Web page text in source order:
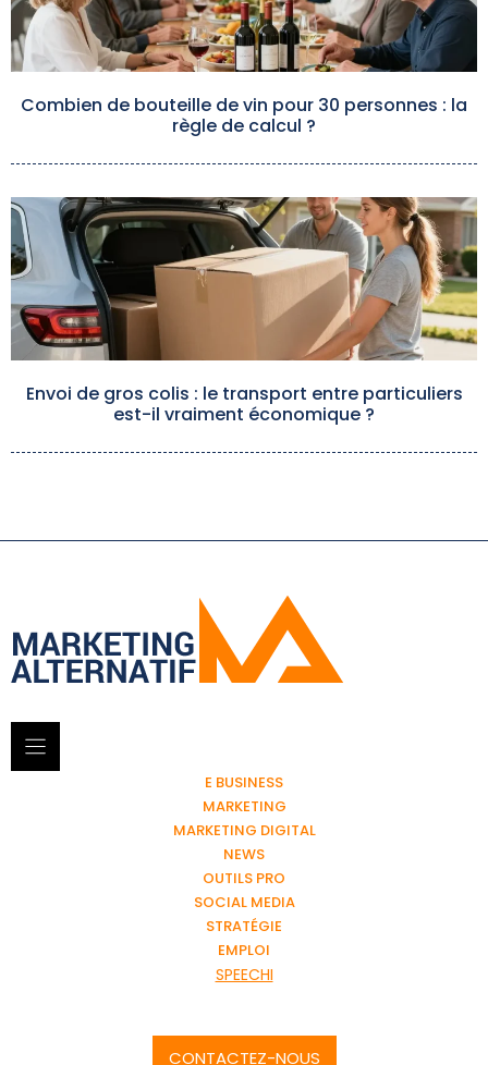
Combien de bouteille de vin pour 30 personnes : la
règle de calcul ?
Envoi de gros colis : le transport entre particuliers
est-il vraiment économique ?
E BUSINESS
MARKETING
MARKETING DIGITAL
NEWS
OUTILS PRO
SOCIAL MEDIA
STRATÉGIE
EMPLOI
SPEECHI
CONTACTEZ-NOUS